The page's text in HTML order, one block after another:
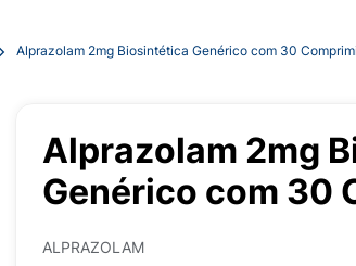
Alprazolam 2mg Biosintética Genérico com 30
Alprazolam 2mg
Genérico com 30
ALPRAZOLAM